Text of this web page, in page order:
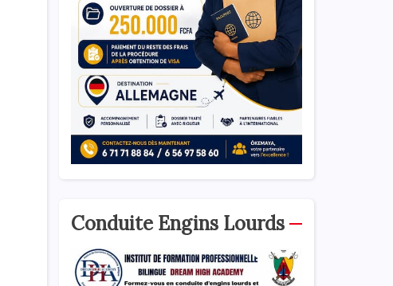
Conduite Engins Lourds